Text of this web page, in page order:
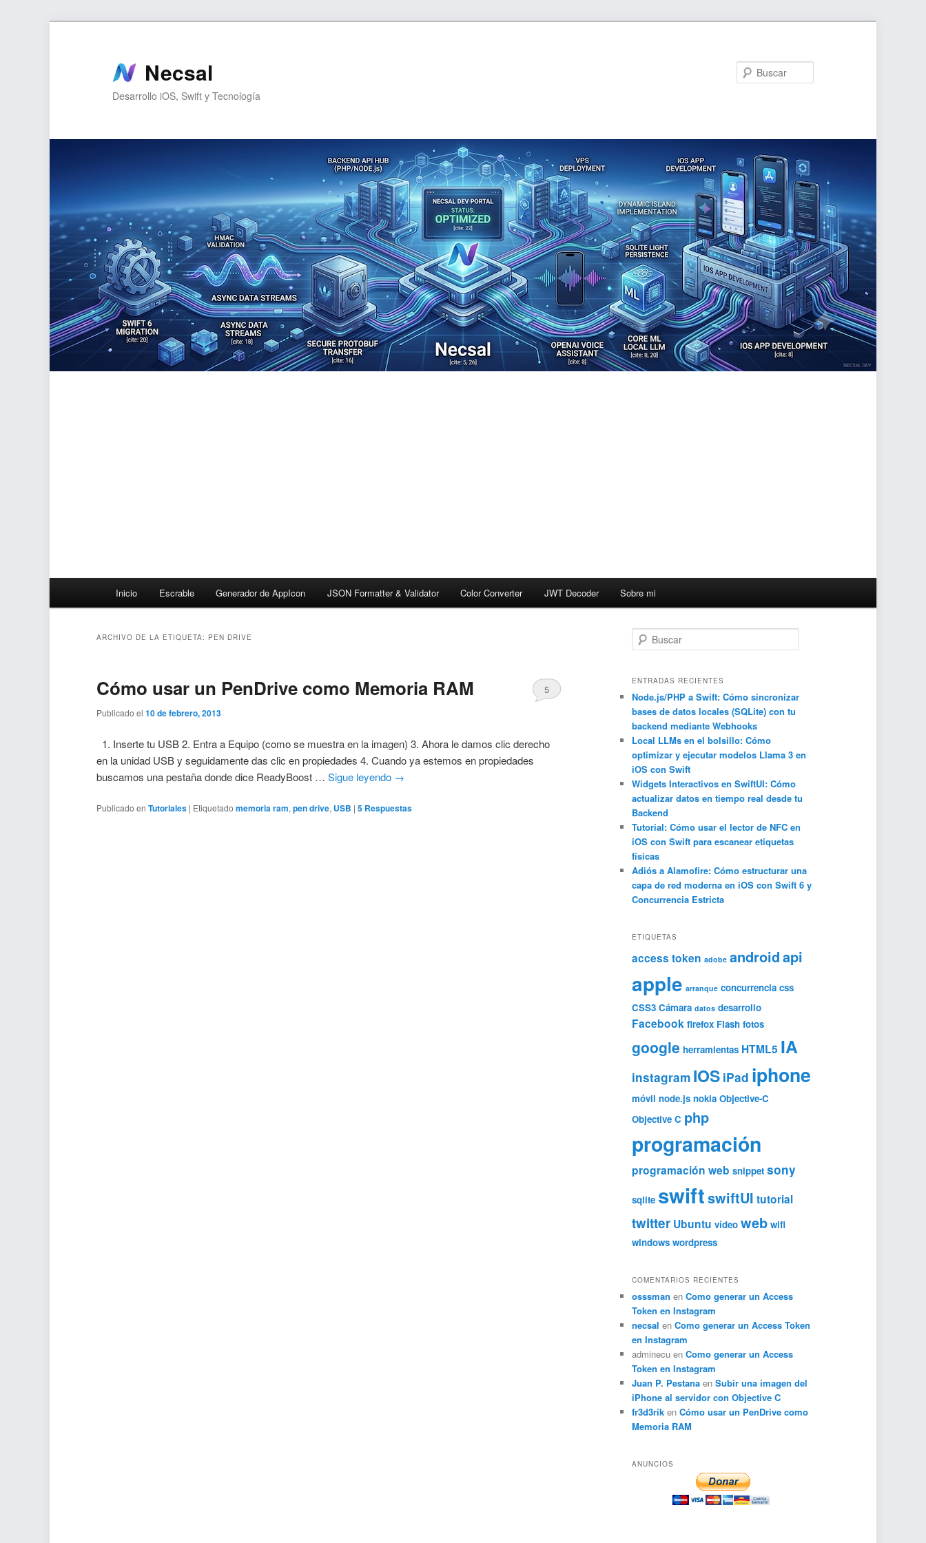
Necsal
Desarrollo iOS, Swift y Tecnología
Inicio Escrable Generador de AppIcon JSON Formatter & Validator Color Converter JWT Decoder Sobre mi
ARCHIVO DE LA ETIQUETA: PEN DRIVE
Cómo usar un PenDrive como Memoria RAM
Publicado el10 de febrero, 2013
5
1. Inserte tu USB 2. Entra a Equipo (como se muestra en la imagen) 3. Ahora le damos clic derecho
en la unidad USB y seguidamente das clic en propiedades 4. Cuando ya estemos en propiedades
buscamos una pestaña donde dice ReadyBoost …Sigue leyendo →
Publicado en Tutoriales | Etiquetado memoria ram,pen drive, USB |5 Respuestas
u
c
a
r
ENTRADAS RECIENTES
Node.js/PHP a Swift: Cómo sincronizar
bases de datos locales (SQLite) con tu
backend mediante Webhooks
Local LLMs en el bolsillo: Cómo
optimizar y ejecutar modelos Llama 3 en
iOS con Swift
Widgets Interactivos en SwiftUI: Cómo
actualizar datos en tiempo real desde tu
Backend
Tutorial: Cómo usar el lector de NFC en
iOS con Swift para escanear etiquetas
físicas
Adiós a Alamofire: Cómo estructurar una
capa de red moderna en iOS con Swift 6 y
Concurrencia Estricta
ETIQUETAS
access token adobe androidapi
apple arranque concurrencia css
CSS3 Cámara datos desarrollo
Facebook firefox Flash fotos
google herramientas HTML5 IA
instagram IOS iPad iphone
móvil node.js nokia Objective-C
Objective C php
programación
programación web snippet sony
sqlite swiftswiftUI tutorial
twitter Ubuntu vídeo web wifi
windows wordpress
COMENTARIOS RECIENTES
osssman en Como generar un Access
Token en Instagram
necsal en Como generar un Access Token
en Instagram
adminecuen Como generar un Access
Token en Instagram
Juan P. Pestanaen Subir una imagen del
iPhone al servidor con Objective C
fr3d3riken Cómo usar un PenDrive como
Memoria RAM
ANUNCIOS